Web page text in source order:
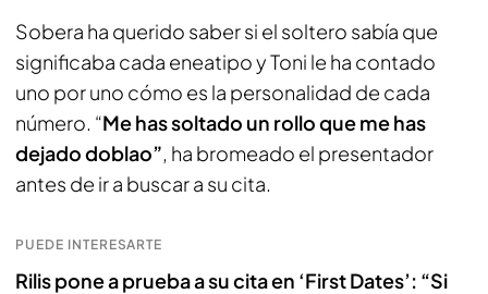
Sobera ha querido saber si el soltero sabía que
significaba cada eneatipo y Toni le ha contado
uno por uno cómo es la personalidad de cada
número. “Me has soltado un rollo que me has
dejado doblao”, ha bromeado el presentador
antes de ir a buscar a su cita.
PUEDE INTERESARTE
Rilis pone a prueba a su cita en ‘First Dates’: “Si